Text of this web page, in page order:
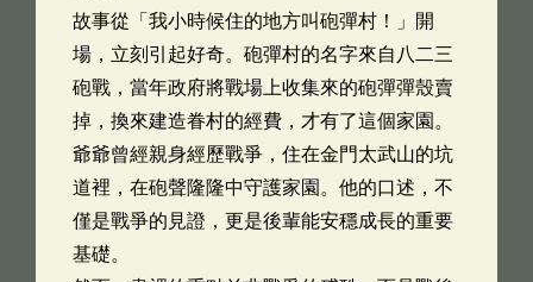
故事從「我小時候住的地方叫砲彈村！」開
場，立刻引起好奇。砲彈村的名字來自八二三
砲戰，當年政府將戰場上收集來的砲彈彈殼賣
掉，換來建造眷村的經費，才有了這個家園。
爺爺曾經親身經歷戰爭，住在金門太武山的坑
道裡，在砲聲隆隆中守護家園。他的口述，不
僅是戰爭的見證，更是後輩能安穩成長的重要
基礎。